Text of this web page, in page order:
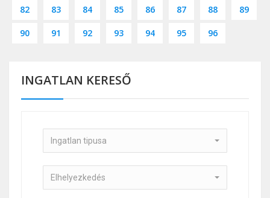
82 83 84 85 86 87 88 89
90 91 92 93 94 95 96
INGATLAN KERESŐ
Ingatlan tipusa
Elhelyezkedés